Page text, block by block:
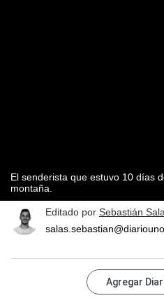
El senderista que estuvo 10 días
montaña.
Editado por Sebastián
Agregar